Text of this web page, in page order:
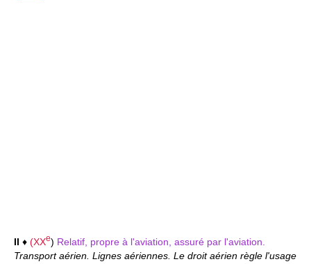
II ♦ (XXe) Relatif, propre à l'aviation, assuré par l'aviation.
Transport aérien. Lignes aériennes. Le droit aérien règle l'usage